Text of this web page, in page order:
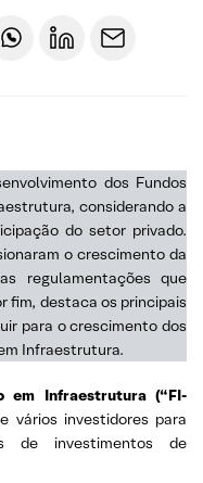
dos Fundos
considerando a
do setor privado.
o crescimento da
regulamentações que
fim, destaca os principais
para o crescimento dos
Infraestrutura.
em Infraestrutura (“FI-
vários investidores para
de investimentos de